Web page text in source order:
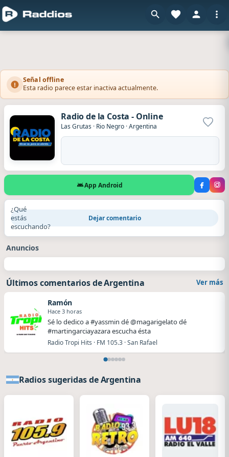
Señal offline
Esta radio parece estar inactiva actualmente.
Radio de la Costa - Online
Las Grutas · Rio Negro ·Argentina
App Android
¿Qué
estás
escuchando?
Dejar comentario
Anuncios
Últimos comentarios de Argentina Ver más
Ramón
Hace 3 horas
Sé lo dedico a #yassmin dé @magarigelato dé
#martingarciayazara escucha ésta
Radio Tropi Hits · FM 105.3 · San Rafael
Radios sugeridas de Argentina